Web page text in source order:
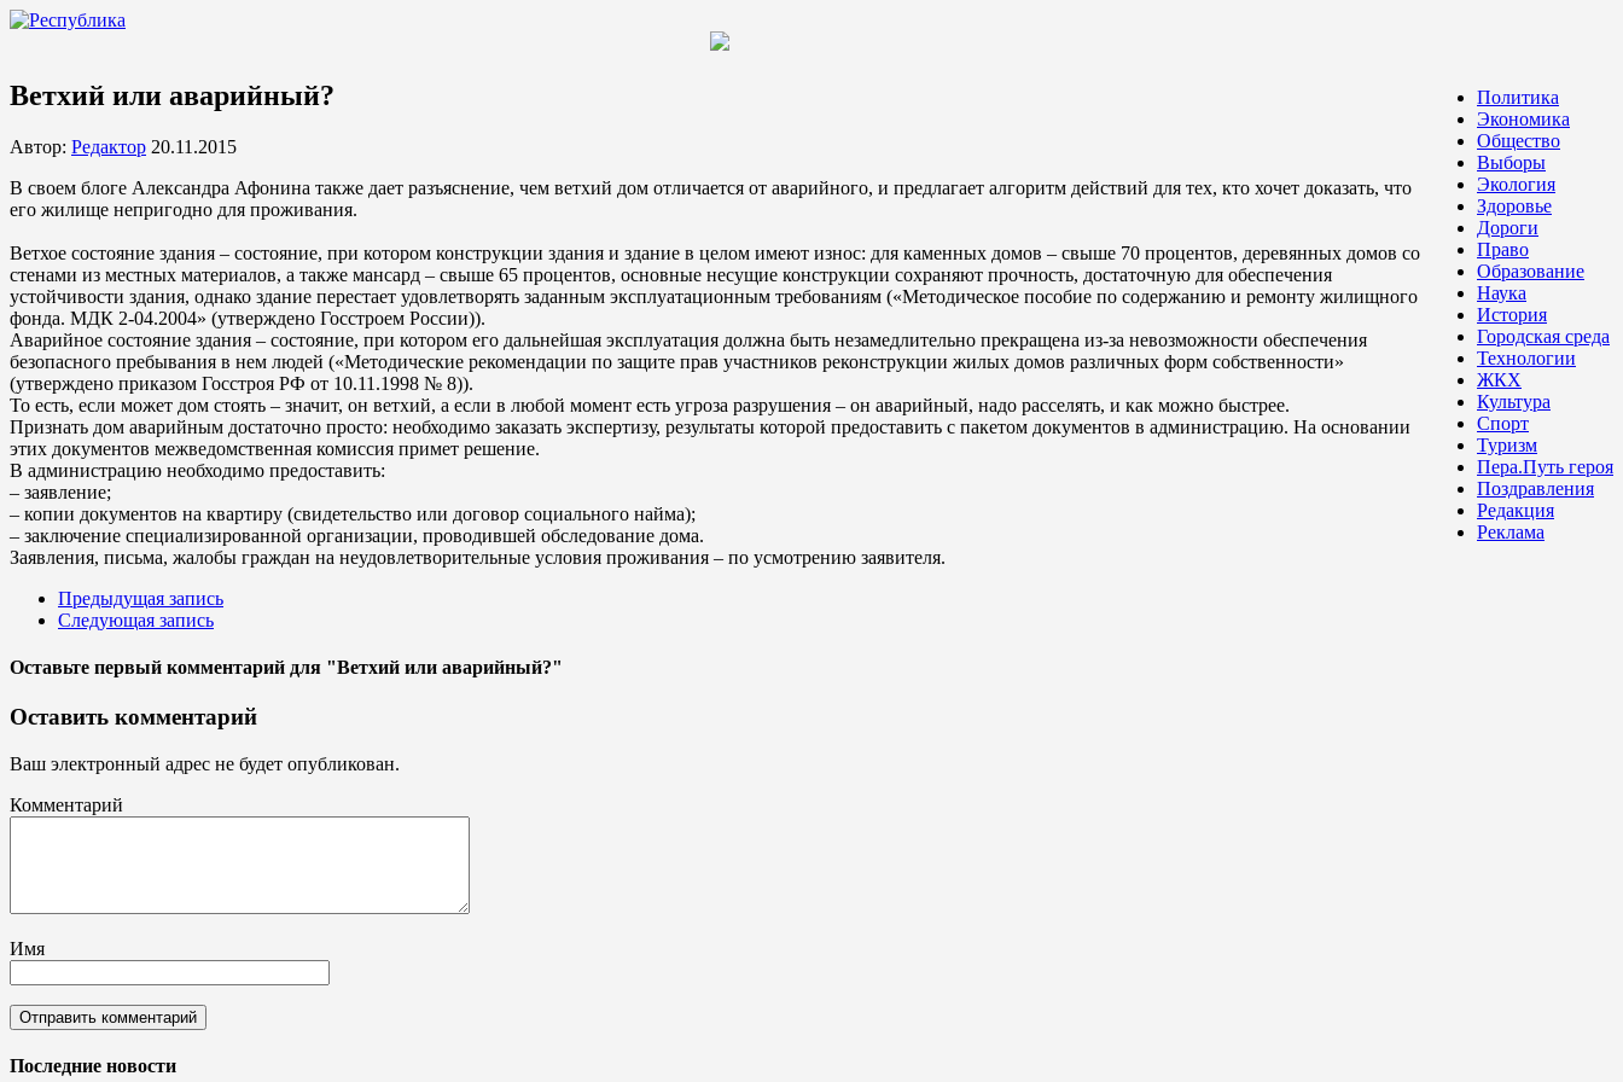
Политика
Экономика
Общество
Выборы
Экология
Здоровье
Дороги
Право
Образование
Наука
История
Городская среда
Технологии
ЖКХ
Культура
Спорт
Туризм
Пера.Путь героя
Поздравления
Редакция
Реклама
Ветхий или аварийный?
Автор: Редактор 20.11.2015
В своем блоге Александра Афонина также дает разъяснение, чем ветхий дом отличается от аварийного, и предлагает алгоритм действий для тех, кто хочет доказать, что
его жилище непригодно для проживания.
Ветхое состояние здания – состояние, при котором конструкции здания и здание в целом имеют износ: для каменных домов – свыше 70 процентов, деревянных домов со
стенами из местных материалов, а также мансард – свыше 65 процентов, основные несущие конструкции сохраняют прочность, достаточную для обеспечения
устойчивости здания, однако здание перестает удовлетворять заданным эксплуатационным требованиям («Методическое пособие по содержанию и ремонту жилищного
фонда. МДК 2-04.2004» (утверждено Госстроем России)).
Аварийное состояние здания – состояние, при котором его дальнейшая эксплуатация должна быть незамедлительно прекращена из-за невозможности обеспечения
безопасного пребывания в нем людей («Методические рекомендации по защите прав участников реконструкции жилых домов различных форм собственности»
(утверждено приказом Госстроя РФ от 10.11.1998 № 8)).
То есть, если может дом стоять – значит, он ветхий, а если в любой момент есть угроза разрушения – он аварийный, надо расселять, и как можно быстрее.
Признать дом аварийным достаточно просто: необходимо заказать экспертизу, результаты которой предоставить с пакетом документов в администрацию. На основании
этих документов межведомственная комиссия примет решение.
В администрацию необходимо предоставить:
– заявление;
– копии документов на квартиру (свидетельство или договор социального найма);
– заключение специализированной организации, проводившей обследование дома.
Заявления, письма, жалобы граждан на неудовлетворительные условия проживания – по усмотрению заявителя.
Предыдущая запись
Следующая запись
Оставьте первый комментарий для "Ветхий или аварийный?"
Оставить комментарий
Ваш электронный адрес не будет опубликован.
Комментарий
Имя
Последние новости